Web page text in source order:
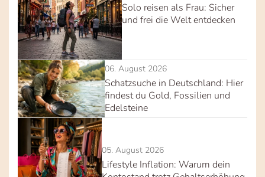
Solo reisen als Frau: Sicher
und frei die Welt entdecken
06. August 2026
Schatzsuche in Deutschland: Hier
findest du Gold, Fossilien und
Edelsteine
05. August 2026
Lifestyle Inflation: Warum dein